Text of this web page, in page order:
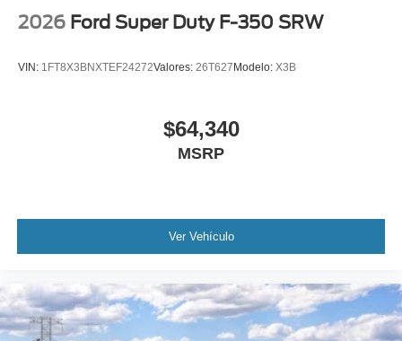
2026 Ford Super Duty F-350 SRW
VIN: 1FT8X3BNXTEF24272Valores: 26T627Modelo: X3B
$64,340
MSRP
Ver Vehículo